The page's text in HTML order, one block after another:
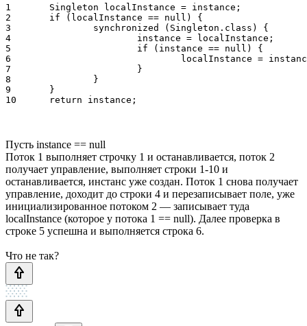
1	Singleton localInstance = instance;
2	if (localInstance == null) {
3		synchronized (Singleton.class) {
4			instance = localInstance;
5			if (instance == null) {
6				localInstance = instance = new Singleton();
7			}
8		}
9	}
Пусть instance == null
Поток 1 выполняет строчку 1 и останавливается, поток 2
получает управление, выполняет строки 1-10 и
останавливается, инстанс уже создан. Поток 1 снова получает
управление, доходит до строки 4 и перезаписывает поле, уже
инициализированное потоком 2 — записывает туда
localInstance (которое у потока 1 == null). Далее проверка в
строке 5 успешна и выполняется строка 6.
Что не так?